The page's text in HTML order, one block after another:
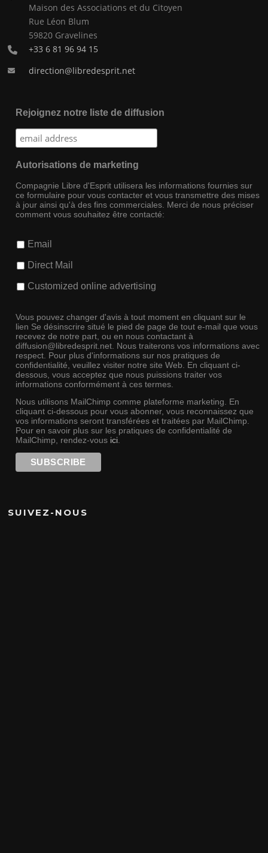
Maison des Associations et du Citoyen
Rue Léon Blum
59820 Gravelines
+33 6 81 96 94 15
direction@libredesprit.net
Rejoignez notre liste de diffusion
Autorisations de marketing
Compagnie Libre d'Esprit utilisera les informations fournies sur
ce formulaire pour vous contacter et vous transmettre des mises
à jour ainsi qu'à des fins commerciales. Merci de nous préciser
comment vous souhaitez être contacté:
Email
Direct Mail
Customized online advertising
Vous pouvez changer d'avis à tout moment en cliquant sur le
lien Se désinscrire situé le pied de page de tout e-mail que vous
recevez de notre part, ou en nous contactant à
diffusion@libredesprit.net. Nous traiterons vos informations avec
respect. Pour plus d'informations sur nos pratiques de
confidentialité, veuillez visiter notre site Web. En cliquant ci-
dessous, vous acceptez que nous puissions traiter vos
informations conformément à ces termes.
Nous utilisons MailChimp comme plateforme marketing. En
cliquant ci-dessous pour vous abonner, vous reconnaissez que
vos informations seront transférées et traitées par MailChimp.
Pour en savoir plus sur les pratiques de confidentialité de
MailChimp, rendez-vous ici.
SUIVEZ-NOUS